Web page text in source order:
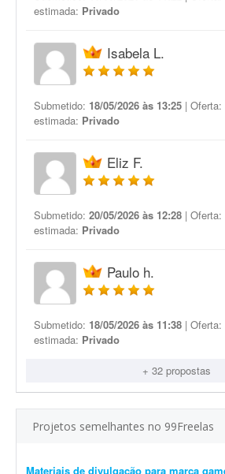
estimada: Privado
Isabela L.
Submetido: 18/05/2026 às 13:25 | Oferta:
estimada: Privado
Eliz F.
Submetido: 20/05/2026 às 12:28 | Oferta:
estimada: Privado
Paulo h.
Submetido: 18/05/2026 às 11:38 | Oferta:
estimada: Privado
+ 32 propostas
Projetos semelhantes no 99Freelas